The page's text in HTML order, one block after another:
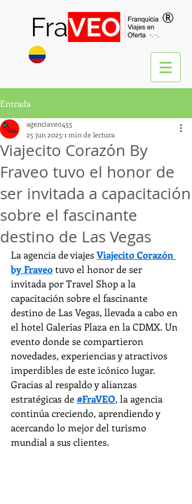
®
Entrada
Viajecito Corazón By
Fraveo tuvo el honor de
ser invitada a capacitación
sobre el fascinante
destino de Las Vegas
agenciaveo455
25 jun 2025 1 min de lectura
La agencia de viajes Viajecito Corazón
by Fraveo tuvo el honor de ser
invitada por Travel Shop a la
capacitación sobre el fascinante
destino de Las Vegas, llevada a cabo en
el hotel Galerías Plaza en la CDMX. Un
evento donde se compartieron
novedades, experiencias y atractivos
imperdibles de este icónico lugar.
Gracias al respaldo y alianzas
estratégicas de #FraVEO, la agencia
continúa creciendo, aprendiendo y
acercando lo mejor del turismo
mundial a sus clientes.